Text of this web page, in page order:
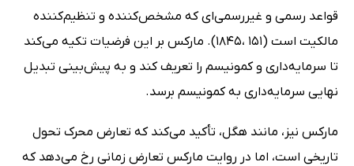
قواعد رسمى و غیررسمى‌اى که مشخص‌کننده و تنظیم‌کننده
مالکیت است (151 ،1845). مارکس بر این فرضیات تکیه مى‌کند
تا سرمایه‌دارى و کمونیسم را تعریف کند و به پیش‌بینى تبدیل
نهایى سرمایه‌دارى به کمونیسم برسد.
مارکس نیز، مانند هگل، تأکید مى‌کند که تعارض محرک تحول
تاریخى است، اما در روایت مارکس تعارض زمانى رخ مى‌دهد که